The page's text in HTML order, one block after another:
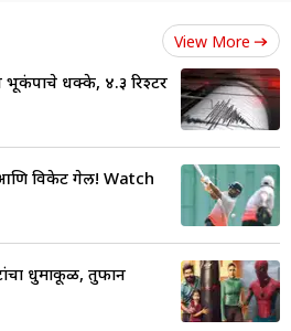
View More
भूकंपाचे धक्के, ४.३ रिश्टर
विकेट गेली! Watch
धुमाकूळ, तुफान